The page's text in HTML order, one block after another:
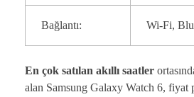
Bağlantı: Wi-Fi,
En çok satılan akıllı saatler
alan Samsung Galaxy Watch 6, fiyat